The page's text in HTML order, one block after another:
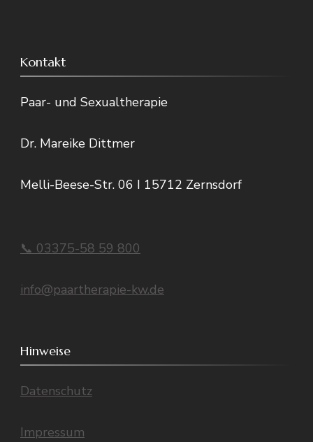
Kontakt
Paar- und Sexualtherapie
Dr. Mareike Dittmer
Melli-Beese-Str. 06 I 15712 Zernsdorf
📞 03375-58 59 800
info@paartherapie-kw.de
Hinweise
Datenschutz
Impressum